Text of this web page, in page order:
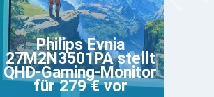
Philips Evnia
27M2N3501PA stellt
QHD-Gaming-Monitor
für 279 € vor